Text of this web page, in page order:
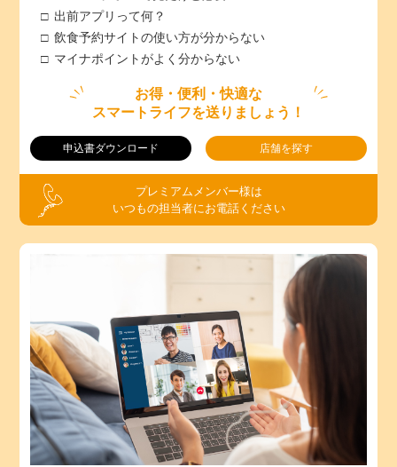
出前アプリって何？
飲食予約サイトの使い方が分からない
マイナポイントがよく分からない
お得・便利・快適な
スマートライフを送りましょう！
申込書ダウンロード 店舗を探す
プレミアムメンバー様は
いつもの担当者にお電話ください